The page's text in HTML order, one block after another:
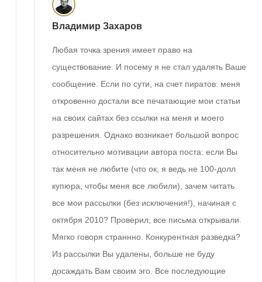
Владимир Захаров
Любая точка зрения имеет право на
существование. И посему я не стал удалять Ваше
сообщение. Если по сути, на счет пиратов: меня
откровенно достали все печатающие мои статьи
на своих сайтах без ссылки на меня и моего
разрешения. Однако возникает большой вопрос
относительно мотивации автора поста: если Вы
так меня не любите (что ок, я ведь не 100-долл
купюра, чтобы меня все любили), зачем читать
все мои рассылки (без исключения!), начиная с
октября 2010? Проверил, все письма открывали.
Мягко говоря страннно. Конкурентная разведка?
Из рассылки Вы удалены, больше не буду
досаждать Вам своим эго. Все последующие